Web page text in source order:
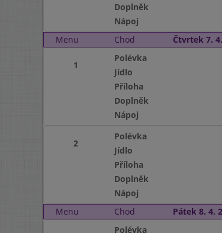
Doplněk
Nápoj
Menu
Chod Čtvrtek 7.
1
Polévka
Jídlo
Příloha
Doplněk
Nápoj
2
Polévka
Jídlo
Příloha
Doplněk
Nápoj
Menu
Chod Pátek 8. 4.
Polévka